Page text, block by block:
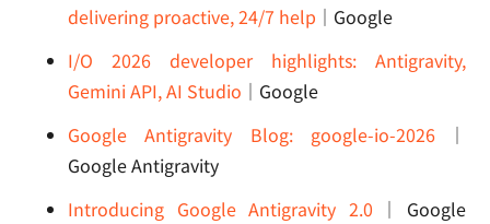
delivering proactive, 24/7 help ｜Google
I/O 2026 developer highlights: Antigravity,
Gemini API, AI Studio ｜Google
Google Antigravity Blog: google-io-2026｜
Google Antigravity
Introducing Google Antigravity 2.0 ｜Google